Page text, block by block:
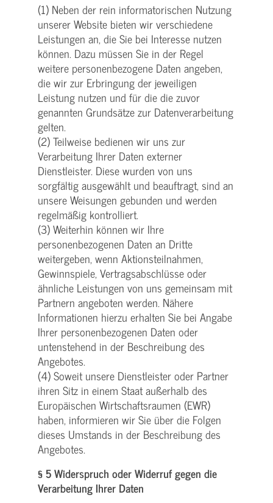
(1) Neben der rein informatorischen Nutzung
unserer Website bieten wir verschiedene
Leistungen an, die Sie bei Interesse nutzen
können. Dazu müssen Sie in der Regel
weitere personenbezogene Daten angeben,
die wir zur Erbringung der jeweiligen
Leistung nutzen und für die die zuvor
genannten Grundsätze zur Datenverarbeitung
gelten.
(2) Teilweise bedienen wir uns zur
Verarbeitung Ihrer Daten externer
Dienstleister. Diese wurden von uns
sorgfältig ausgewählt und beauftragt, sind an
unsere Weisungen gebunden und werden
regelmäßig kontrolliert.
(3) Weiterhin können wir Ihre
personenbezogenen Daten an Dritte
weitergeben, wenn Aktionsteilnahmen,
Gewinnspiele, Vertragsabschlüsse oder
ähnliche Leistungen von uns gemeinsam mit
Partnern angeboten werden. Nähere
Informationen hierzu erhalten Sie bei Angabe
Ihrer personenbezogenen Daten oder
untenstehend in der Beschreibung des
Angebotes.
(4) Soweit unsere Dienstleister oder Partner
ihren Sitz in einem Staat außerhalb des
Europäischen Wirtschaftsraumen (EWR)
haben, informieren wir Sie über die Folgen
dieses Umstands in der Beschreibung des
Angebotes.
§ 5 Widerspruch oder Widerruf gegen die
Verarbeitung Ihrer Daten